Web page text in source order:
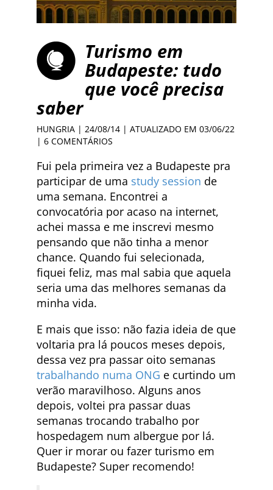
Turismo em
Budapeste: tudo
que você precisa
saber
HUNGRIA | 24/08/14 | ATUALIZADO EM 03/06/22
| 6 COMENTÁRIOS
Fui pela primeira vez a Budapeste pra
participar de uma study session de
uma semana. Encontrei a
convocatória por acaso na internet,
achei massa e me inscrevi mesmo
pensando que não tinha a menor
chance. Quando fui selecionada,
fiquei feliz, mas mal sabia que aquela
seria uma das melhores semanas da
minha vida.
E mais que isso: não fazia ideia de que
voltaria pra lá poucos meses depois,
dessa vez pra passar oito semanas
trabalhando numa ONG e curtindo um
verão maravilhoso. Alguns anos
depois, voltei pra passar duas
semanas trocando trabalho por
hospedagem num albergue por lá.
Quer ir morar ou fazer turismo em
Budapeste? Super recomendo!